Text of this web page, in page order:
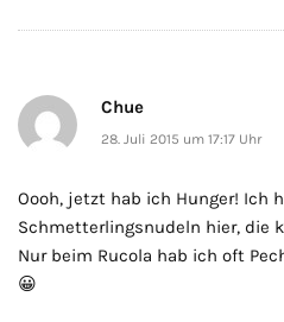
Chue
28. Juli 2015 um 17:17 Uhr
Oooh, jetzt hab ich Hunger! Ich
Schmetterlingsnudeln hier, die
Nur beim Rucola hab ich oft
😀